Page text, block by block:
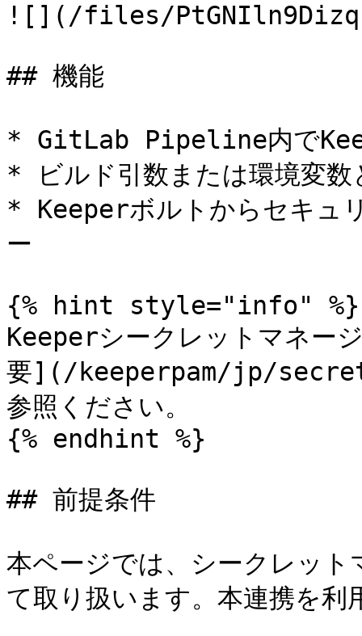
![](/files/
## 機能
* GitLab Pipeline内で
* ビルド引数または環境変数
* Keeperボルトからセキュ
ー
{% hint style="info" %}
Keeperシークレットマネー
要](/keeperpam/jp/
参照ください。
{% endhint %}
## 前提条件
本ページでは、シークレッ
て取り扱います。本連携を利